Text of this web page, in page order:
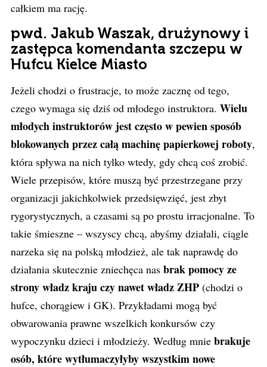
całkiem ma rację.
pwd. Jakub Waszak, drużynowy i
zastępca komendanta szczepu w
Hufcu Kielce Miasto
Jeżeli chodzi o frustracje, to może zacznę od tego,
czego wymaga się dziś od młodego instruktora. Wielu
młodych instruktorów jest często w pewien sposób
blokowanych przez całą machinę papierkowej roboty,
która spływa na nich tylko wtedy, gdy chcą coś zrobić.
Wiele przepisów, które muszą być przestrzegane przy
organizacji jakichkolwiek przedsięwzięć, jest zbyt
rygorystycznych, a czasami są po prostu irracjonalne. To
takie śmieszne – wszyscy chcą, abyśmy działali, ciągle
narzeka się na polską młodzież, ale tak naprawdę do
działania skutecznie zniechęca nas brak pomocy ze
strony władz kraju czy nawet władz ZHP (chodzi o
hufce, chorągiew i GK). Przykładami mogą być
obwarowania prawne wszelkich konkursów czy
wypoczynku dzieci i młodzieży. Według mnie brakuje
osób, które wytłumaczyłyby wszystkim nowe